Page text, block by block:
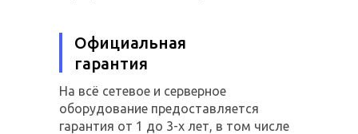
Официальная
гарантия
На всё сетевое и серверное
оборудование предоставляется
гарантия от 1 до 3-х лет, в том числе